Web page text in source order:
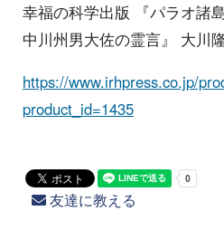
幸福の科学出版 『パラオ諸
中川州男大佐の霊言』 大川
https://www.irhpress.co.jp/
product_id=1435
友達に教える